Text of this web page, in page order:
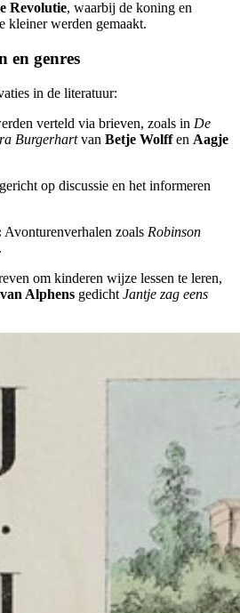
Revolutie, waarbij de koning en
kleiner werden gemaakt.
en genres
in de literatuur:
verteld via brieven, zoals in De
Burgerhartvan Betje Wolffen Aagje
op discussie en het informeren
Avonturenverhalen zoals Robinson
.
om kinderen wijze lessen te leren,
Alphens gedicht Jantje zag eens